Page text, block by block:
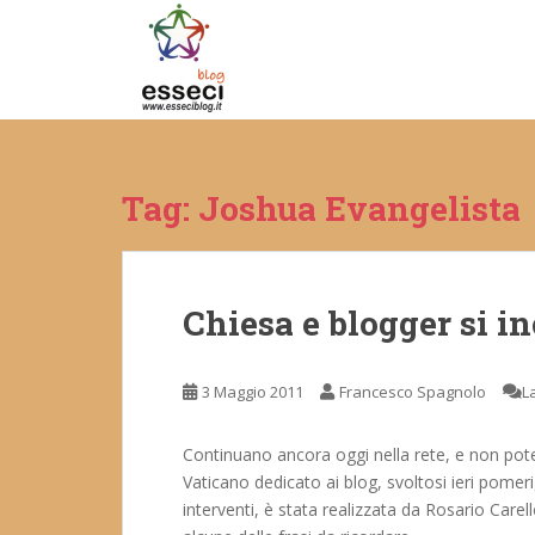
t
Tag: Joshua Evangelista
Chiesa e blogger si
3 Maggio 2011 Francesco Spagnolo
Continuano ancora oggi nella rete, e non
Vaticano dedicato ai blog, svoltosi ieri
interventi, è stata realizzata da Rosario